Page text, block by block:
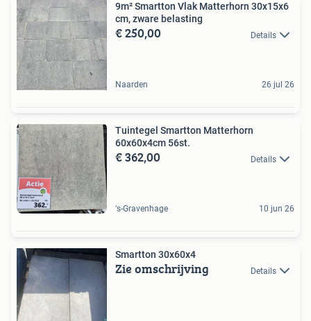
9m² Smartton Vlak Matterhorn 30x15x6
cm, zware belasting
€ 250,00 Details
Naarden 26 jul 26
Tuintegel Smartton Matterhorn
60x60x4cm 56st.
€ 362,00 Details
's-Gravenhage 10 jun 26
Smartton 30x60x4
Zie omschrijving Details